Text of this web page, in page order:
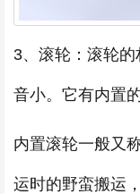
3、滚轮：滚轮
音小。它有内置
内置滚轮一般又
运时的野蛮搬运